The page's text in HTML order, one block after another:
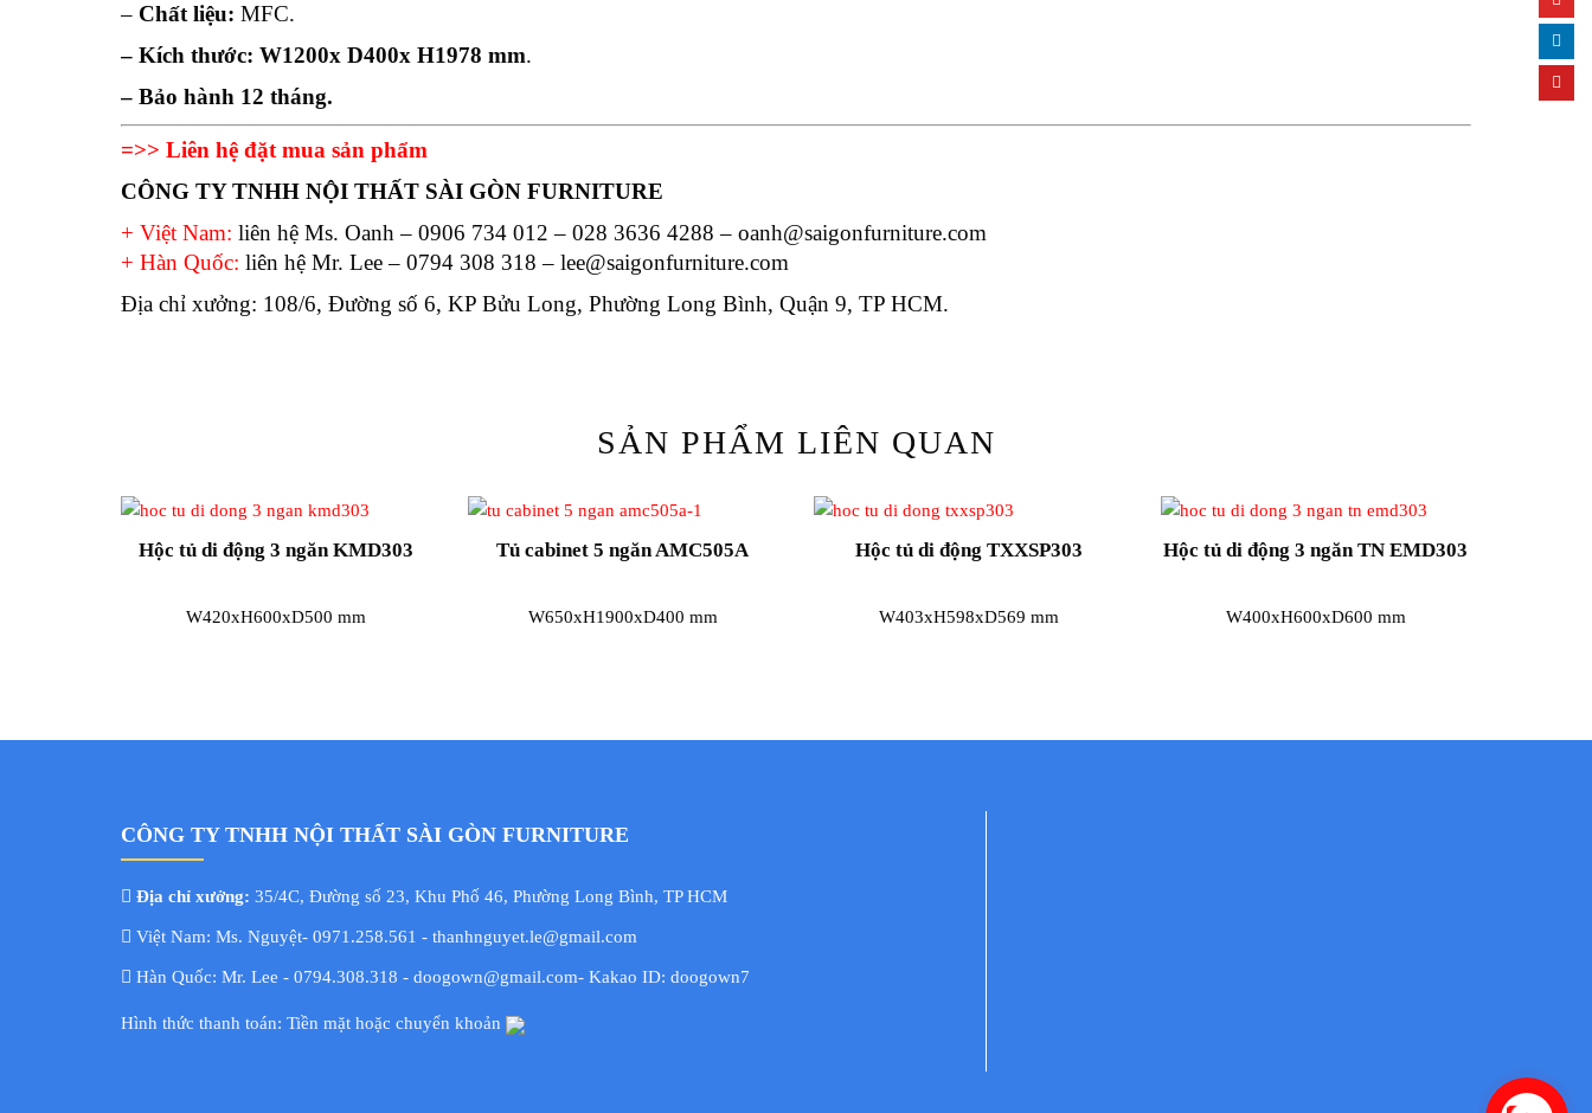
– Chất liệu: MFC.
– Kích thước: W1200x D400x H1978 mm.
– Bảo hành 12 tháng.
=>> Liên hệ đặt mua sản phẩm
CÔNG TY TNHH NỘI THẤT SÀI GÒN FURNITURE
+ Việt Nam: liên hệ Ms. Oanh – 0906 734 012 – 028 3636 4288 – oanh@saigonfurniture.com
+ Hàn Quốc: liên hệ Mr. Lee – 0794 308 318 – lee@saigonfurniture.com
Địa chỉ xưởng: 108/6, Đường số 6, KP Bửu Long, Phường Long Bình, Quận 9, TP HCM.
SẢN PHẨM LIÊN QUAN
Hộc tủ di động 3 ngăn KMD303
W420xH600xD500 mm
Tủ cabinet 5 ngăn AMC505A
W650xH1900xD400 mm
Hộc tủ di động TXXSP303
W403xH598xD569 mm
Hộc tủ di động 3 ngăn TN EMD303
W400xH600xD600 mm
CÔNG TY TNHH NỘI THẤT SÀI GÒN FURNITURE
Địa chỉ xưởng: 35/4C, Đường số 23, Khu Phố 46, Phường Long Bình, TP HCM
Việt Nam: Ms. Nguyệt- 0971.258.561 - thanhnguyet.le@gmail.com
Hàn Quốc: Mr. Lee - 0794.308.318 - doogown@gmail.com- Kakao ID: doogown7
Hình thức thanh toán: Tiền mặt hoặc chuyển khoản